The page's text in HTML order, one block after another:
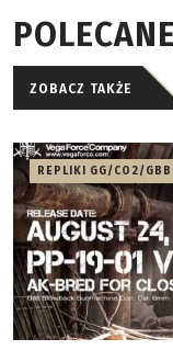
POLECANE
ZOBACZ TAKŻE
REPLIKI GG/CO2/GBB